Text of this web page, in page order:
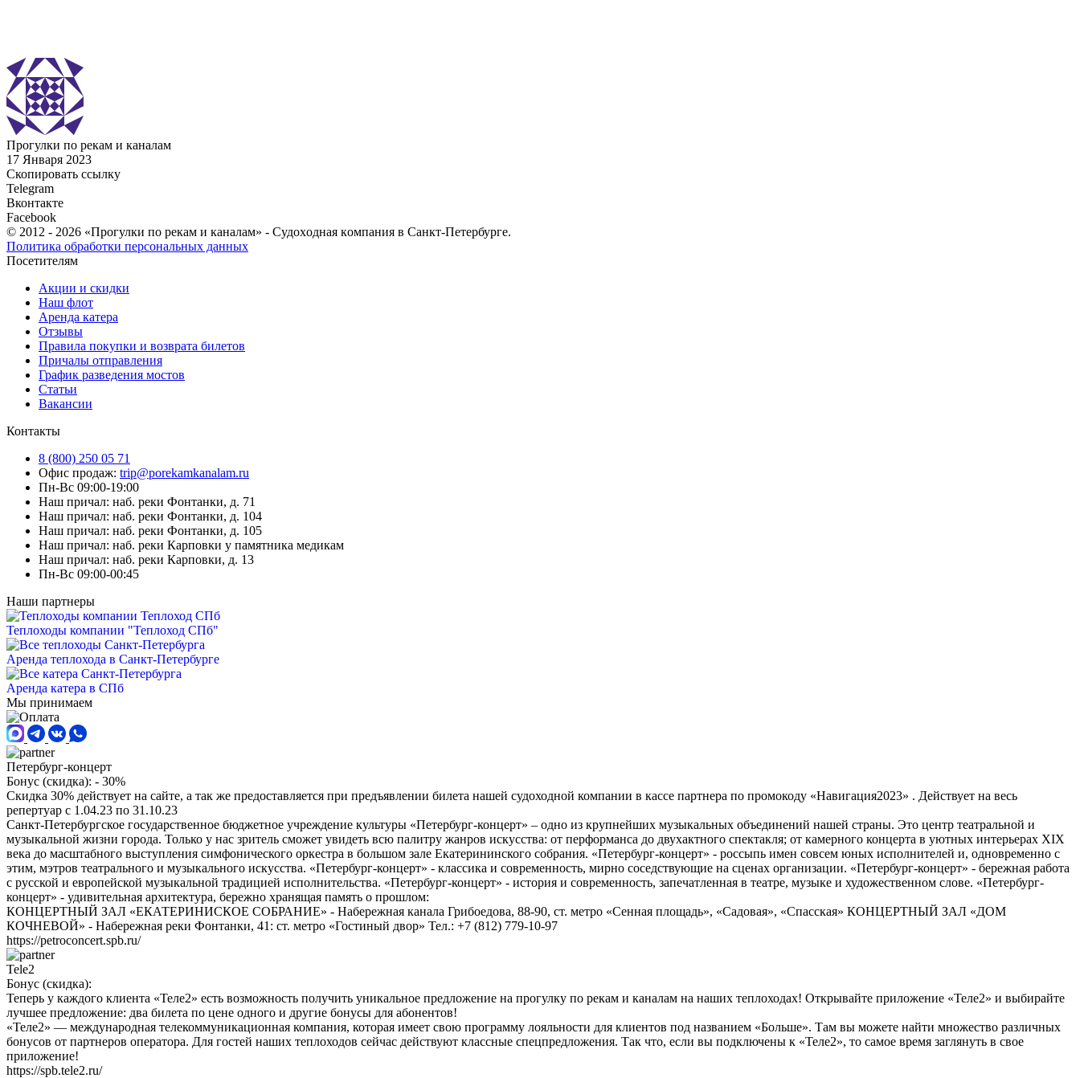
Прогулки по рекам и каналам
17 Января 2023
Скопировать ссылку
Telegram
Вконтакте
Facebook
© 2012 - 2026 «Прогулки по рекам и каналам» - Cудoxoднaя кoмпaния в Санкт-Петербурге.
Политика обработки персональных данных
Посетителям
Акции и скидки
Наш флот
Аренда катера
Отзывы
Правила покупки и возврата билетов
Причалы отправления
График разведения мостов
Статьи
Вакансии
Контакты
8 (800) 250 05 71
Офис продаж: trip@porekamkanalam.ru
Пн-Вс 09:00-19:00
Наш причал: наб. реки Фонтанки, д. 71
Наш причал: наб. реки Фонтанки, д. 104
Наш причал: наб. реки Фонтанки, д. 105
Наш причал: наб. реки Карповки у памятника медикам
Наш причал: наб. реки Карповки, д. 13
Пн-Вс 09:00-00:45
Наши партнеры
Теплоходы компании "Теплоход СПб"
Аренда теплохода в Санкт-Петербурге
Аренда катера в СПб
Мы принимаем
Петербург-концерт
Бонус (скидка): - 30%
Скидка 30% действует на сайте, а так же предоставляется при предъявлении билета нашей судоходной компании в кассе партнера по промокоду «Навигация2023» . Действует на весь
репертуар с 1.04.23 по 31.10.23
Санкт-Петербургское государственное бюджетное учреждение культуры «Петербург-концерт» – одно из крупнейших музыкальных объединений нашей страны. Это центр театральной и
музыкальной жизни города. Только у нас зритель сможет увидеть всю палитру жанров искусства: от перформанса до двухактного спектакля; от камерного концерта в уютных интерьерах ХIХ
века до масштабного выступления симфонического оркестра в большом зале Екатерининского собрания. «Петербург-концерт» - россыпь имен совсем юных исполнителей и, одновременно с
этим, мэтров театрального и музыкального искусства. «Петербург-концерт» - классика и современность, мирно соседствующие на сценах организации. «Петербург-концерт» - бережная работа
с русской и европейской музыкальной традицией исполнительства. «Петербург-концерт» - история и современность, запечатленная в театре, музыке и художественном слове. «Петербург-
концерт» - удивительная архитектура, бережно хранящая память о прошлом:
КОНЦЕРТНЫЙ ЗАЛ «ЕКАТЕРИНИСКОЕ СОБРАНИЕ» - Набережная канала Грибоедова, 88-90, ст. метро «Сенная площадь», «Садовая», «Спасская» КОНЦЕРТНЫЙ ЗАЛ «ДОМ
КОЧНЕВОЙ» - Набережная реки Фонтанки, 41: ст. метро «Гостиный двор» Тел.: +7 (812) 779-10-97
https://petroconcert.spb.ru/
Tele2
Бонус (скидка):
Теперь у каждого клиента «Теле2» есть возможность получить уникальное предложение на прогулку по рекам и каналам на наших теплоходах! Открывайте приложение «Теле2» и выбирайте
лучшее предложение: два билета по цене одного и другие бонусы для абонентов!
«Теле2» — международная телекоммуникационная компания, которая имеет свою программу лояльности для клиентов под названием «Больше». Там вы можете найти множество различных
бонусов от партнеров оператора. Для гостей наших теплоходов сейчас действуют классные спецпредложения. Так что, если вы подключены к «Теле2», то самое время заглянуть в свое
приложение!
https://spb.tele2.ru/